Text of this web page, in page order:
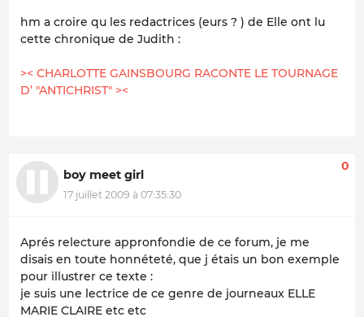
hm a croire qu les redactrices (eurs ? ) de Elle ont lu
cette chronique de Judith :
>< CHARLOTTE GAINSBOURG RACONTE LE TOURNAGE
D’ "ANTICHRIST" ><
boy meet girl
17 juillet 2009 à 07:35:30
0
Aprés relecture appronfondie de ce forum, je me
disais en toute honnéteté, que j étais un bon exemple
pour illustrer ce texte :
je suis une lectrice de ce genre de journeaux ELLE
MARIE CLAIRE etc etc